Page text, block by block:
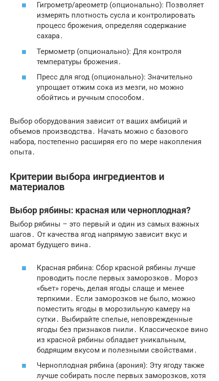
Гигрометр/ареометр (опционально): Позволяет
измерять плотность сусла и контролировать
процесс брожения, определяя содержание
сахара․
Термометр (опционально): Для контроля
температуры брожения․
Пресс для ягод (опционально): Значительно
упрощает отжим сока из мезги, но можно
обойтись и ручным способом․
Выбор оборудования зависит от ваших амбиций и
объемов производства․ Начать можно с базового
набора, постепенно расширяя его по мере накопления
опыта․
Критерии выбора ингредиентов и
материалов
Выбор рябины: красная или черноплодная?
Выбор рябины – это первый и один из самых важных
шагов․ От качества ягод напрямую зависит вкус и
аромат будущего вина․
Красная рябина: Сбор красной рябины лучше
проводить после первых заморозков․ Мороз
«бьет» горечь, делая ягоды слаще и менее
терпкими․ Если заморозков не было, можно
поместить ягоды в морозильную камеру на
сутки․ Выбирайте спелые, неповрежденные
ягоды без признаков гнили․ Классическое вино
из красной рябины обладает уникальным,
бодрящим вкусом и полезными свойствами․
Черноплодная рябина (арония): Эту ягоду также
лучше собирать после первых заморозков, хотя